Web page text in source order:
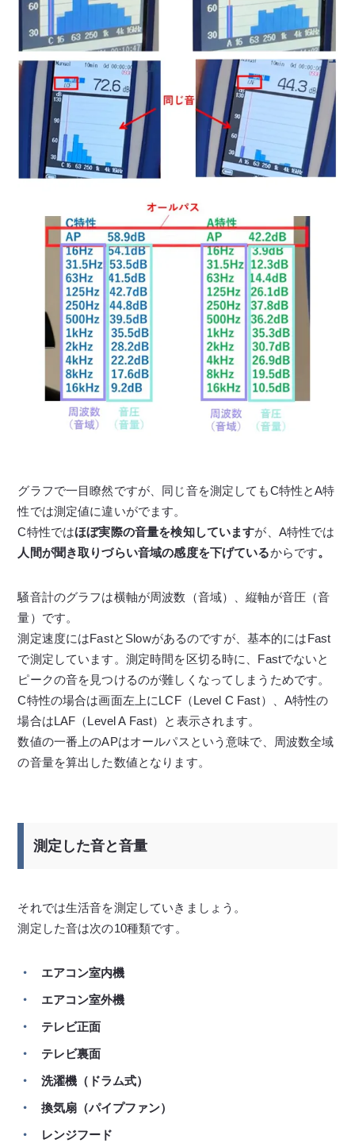
グラフで一目瞭然ですが、同じ音を測定してもC特性とA特
性では測定値に違いがでます。
C特性ではほぼ実際の音量を検知していますが、A特性では
人間が聞き取りづらい音域の感度を下げているからです。
騒音計のグラフは横軸が周波数（音域）、縦軸が音圧（音
量）です。
測定速度にはFastとSlowがあるのですが、基本的にはFast
で測定しています。測定時間を区切る時に、Fastでないと
ピークの音を見つけるのが難しくなってしまうためです。
C特性の場合は画面左上にLCF（Level C Fast）、A特性の
場合はLAF（Level A Fast）と表示されます。
数値の一番上のAPはオールパスという意味で、周波数全域
の音量を算出した数値となります。
測定した音と音量
それでは生活音を測定していきましょう。
測定した音は次の10種類です。
エアコン室内機
エアコン室外機
テレビ正面
テレビ裏面
洗濯機（ドラム式）
換気扇（パイプファン）
レンジフード